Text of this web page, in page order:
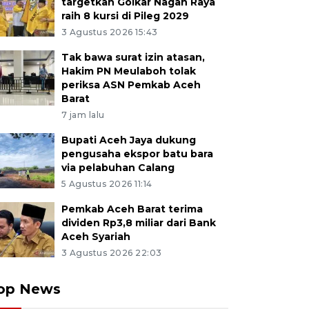
raih 8 kursi di Pileg 2029
3 Agustus 2026 15:43
Tak bawa surat izin atasan,
Hakim PN Meulaboh tolak
periksa ASN Pemkab Aceh
Barat
7 jam lalu
Bupati Aceh Jaya dukung
pengusaha ekspor batu bara
via pelabuhan Calang
5 Agustus 2026 11:14
Pemkab Aceh Barat terima
dividen Rp3,8 miliar dari Bank
Aceh Syariah
3 Agustus 2026 22:03
News